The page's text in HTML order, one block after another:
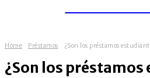
Home Préstamos ¿Son los préstamos
¿Son los